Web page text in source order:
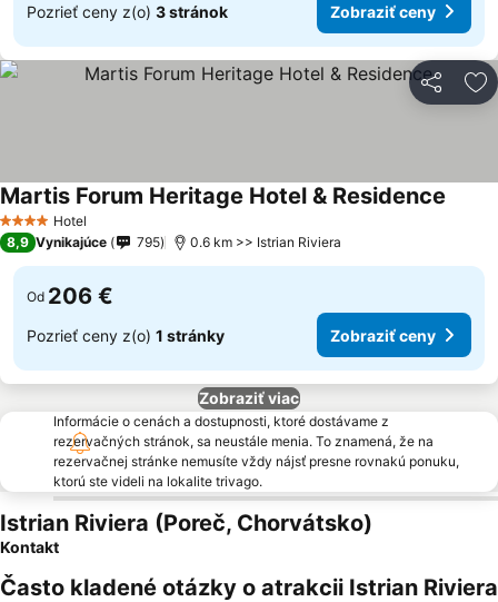
Pozrieť ceny z(o) 3 stránok Zobraziť ceny
Zdieľať
4 Počet hviezdičiek
Hotel
Martis Forum Heritage Hotel & Residence
8,9 Vynikajúce 795 0.6 km >> Istrian Riviera
Od 206 €
Pozrieť ceny z(o) 1 stránky Zobraziť ceny
Zobraziť viac
Informácie o cenách a dostupnosti, ktoré dostávame z
rezervačných stránok, sa neustále menia. To znamená, že na
rezervačnej stránke nemusíte vždy nájsť presne rovnakú ponuku,
ktorú ste videli na lokalite trivago.
Istrian Riviera (Poreč, Chorvátsko)
Kontakt
Často kladené otázky o atrakcii Istrian Riviera